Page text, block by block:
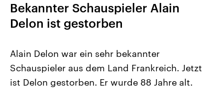
Bekannter Schauspieler Alain
Delon ist gestorben
Alain Delon war ein sehr bekannter
Schauspieler aus dem Land Frankreich. Jetzt
ist Delon gestorben. Er wurde 88 Jahre alt.